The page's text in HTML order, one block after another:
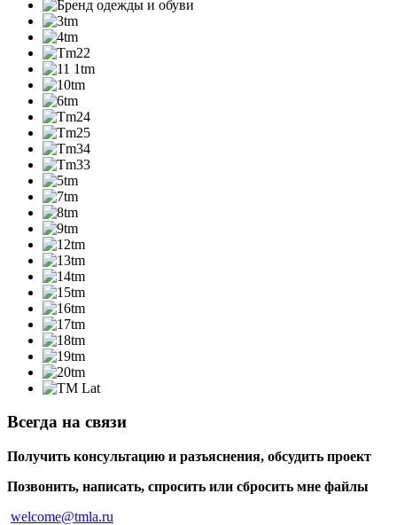
Всегда на связи
Получить консультацию и разъяснения, обсудить проект
Позвонить, написать, спросить или сбросить мне файлы
welcome@tmla.ru